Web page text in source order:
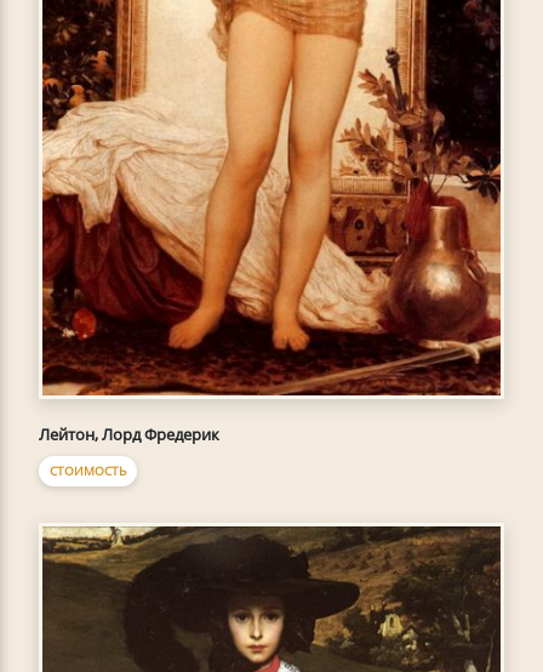
Лейтон, Лорд Фредерик
СТОИМОСТЬ